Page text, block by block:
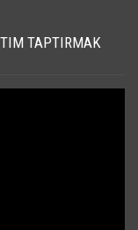
TAPTIRMAK